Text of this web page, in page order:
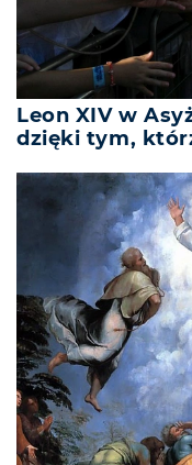
Leon XIV w
dzięki tym,